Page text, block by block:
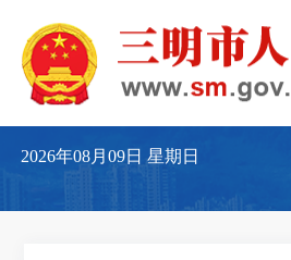
2026年08月09日星期日